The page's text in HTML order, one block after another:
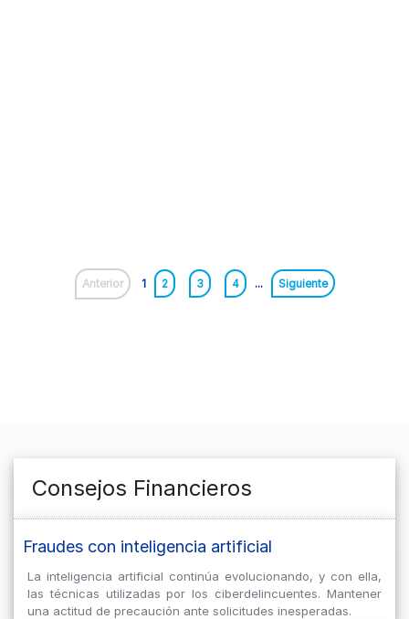
Anterior 1 2 3 4 ... Siguiente
Consejos Financieros
Fraudes con inteligencia artificial
La inteligencia artificial continúa evolucionando, y con ella,
las técnicas utilizadas por los ciberdelincuentes. Mantener
una actitud de precaución ante solicitudes inesperadas.